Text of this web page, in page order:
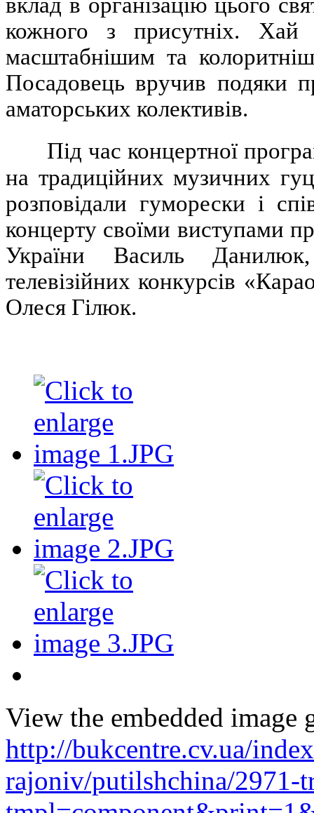
кожного з присутніх.
масштабнішим та
Посадовець вручив подяки
аматорських колективів.
Під час концертної
на традиційних музичних
розповідали гуморески і
концерту своїми виступами
України Василь
телевізійних конкурсів
Олеся Гілюк.
View the embedded image
http://bukcentre.cv.ua/
rajoniv/putilshchina/